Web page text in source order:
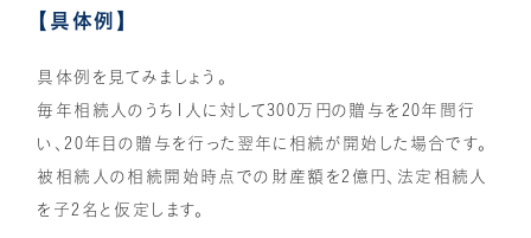
【具体例】
具体例を見てみましょう。
毎年相続人のうち1人に対して300万円の贈与を20年間行
い、20年目の贈与を行った翌年に相続が開始した場合です。
被相続人の相続開始時点での財産額を2億円、法定相続人
を子2名と仮定します。